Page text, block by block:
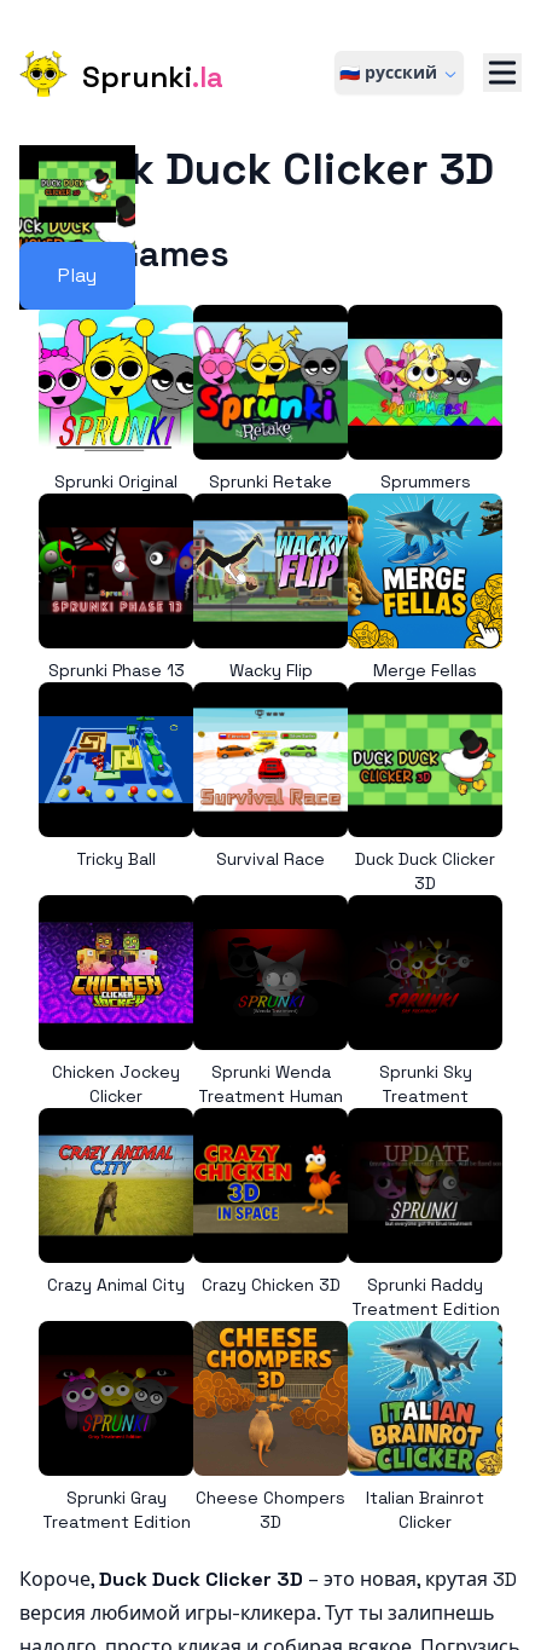
Sprunki.la 🇷🇺 русский
Play
Duck Duck Clicker 3D
More Games
Sprunki Original Sprunki Retake Sprummers
Sprunki Phase 13 Wacky Flip Merge Fellas
Tricky Ball Survival Race
Duck Duck Clicker
3D
Chicken Jockey
Clicker
Sprunki Wenda
Treatment Human
Sprunki Sky
Treatment
Crazy Animal City Crazy Chicken 3D
Sprunki Raddy
Treatment Edition
Sprunki Gray
Treatment Edition
Cheese Chompers
3D
Italian Brainrot
Clicker
Короче,Duck Duck Clicker 3D – это новая, крутая 3D
версия любимой игры-кликера. Тут ты залипнешь